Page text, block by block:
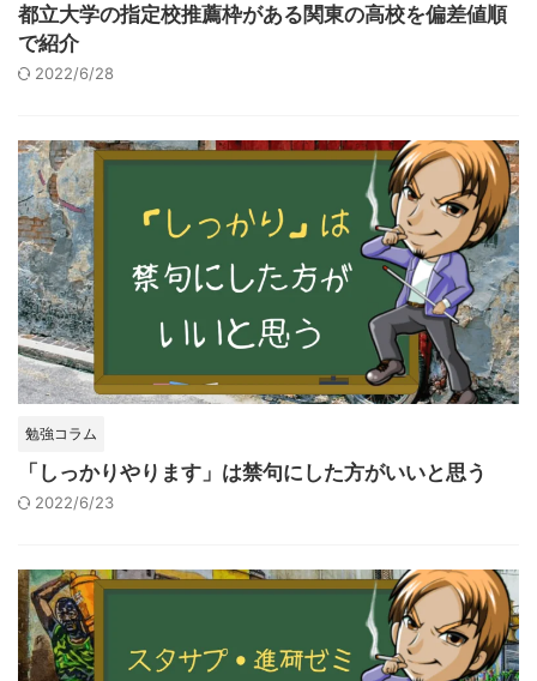
都立大学の指定校推薦枠がある関東の高校を偏差値順
で紹介
2022/6/28
勉強コラム
「しっかりやります」は禁句にした方がいいと思う
2022/6/23